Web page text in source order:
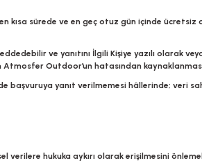
sürede ve en geç otuz gün içinde ücretsiz
ve yanıtını İlgili Kişiye yazılı
Atmosfer Outdoor’un hatasından
başvuruya yanıt verilmemesi hâllerinde;
verilere hukuka aykırı olarak erişilmesini